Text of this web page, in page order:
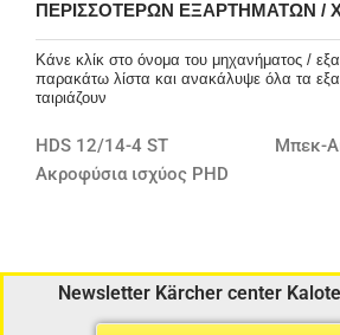
ΠΕΡΙΣΣΌΤΕΡΩΝ ΕΞΑΡΤΗΜΆΤΩΝ /
Κάνε κλίκ στο όνομα του μηχανήματος /
παρακάτω λίστα και ανακάλυψε όλα τα
ταιριάζουν
HDS 12/14-4 ST
Ακροφύσια ισχύος PHD
Μπεκ-
Newsletter Kärcher center